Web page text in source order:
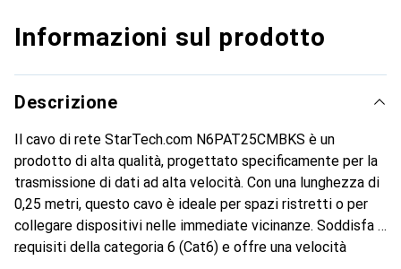
Informazioni sul prodotto
Descrizione
Il cavo di rete StarTech.com N6PAT25CMBKS è un
prodotto di alta qualità, progettato specificamente per la
trasmissione di dati ad alta velocità. Con una lunghezza di
0,25 metri, questo cavo è ideale per spazi ristretti o per
collegare dispositivi nelle immediate vicinanze. Soddisfa i
requisiti della categoria 6 (Cat6) e offre una velocità